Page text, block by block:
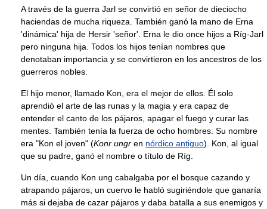
A través de la guerra Jarl se convirtió en señor de dieciocho
haciendas de mucha riqueza. También ganó la mano de Erna
'dinámica' hija de Hersir 'señor'. Erna le dio once hijos a Ríg-Jarl
pero ninguna hija. Todos los hijos tenían nombres que
denotaban importancia y se convirtieron en los ancestros de los
guerreros nobles.
El hijo menor, llamado Kon, era el mejor de ellos. Él solo
aprendió el arte de las runas y la magia y era capaz de
entender el canto de los pájaros, apagar el fuego y curar las
mentes. También tenía la fuerza de ocho hombres. Su nombre
era "Kon el joven" (Konr ungr en nórdico antiguo). Kon, al igual
que su padre, ganó el nombre o título de Ríg.
Un día, cuando Kon ung cabalgaba por el bosque cazando y
atrapando pájaros, un cuervo le habló sugiriéndole que ganaría
más si dejaba de cazar pájaros y daba batalla a sus enemigos y